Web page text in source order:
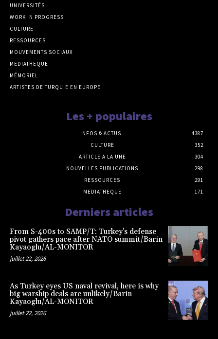
UNIVERSITÉS
WORK IN PROGRESS
CULTURE
RESSOURCES
MOUVEMENTS SOCIAUX
MEDIATHEQUE
MÉMORIEL
ARTISTES DE TURQUIE EN EUROPE
Les + populaires
INFOS & ACTUS
4387
CULTURE
352
ARTICLE A LA UNE
304
NOUVELLES PUBLICATIONS
298
RESSOURCES
291
MEDIATHEQUE
171
Derniers articles
From S-400s to SAMP/T: Turkey’s defense
pivot gathers pace after NATO summit/Barin
Kayaoglu/AL-MONITOR
juillet 22, 2026
As Turkey eyes US naval revival, here is why
big warship deals are unlikely/Barin
Kayaoglu/AL-MONITOR
juillet 22, 2026